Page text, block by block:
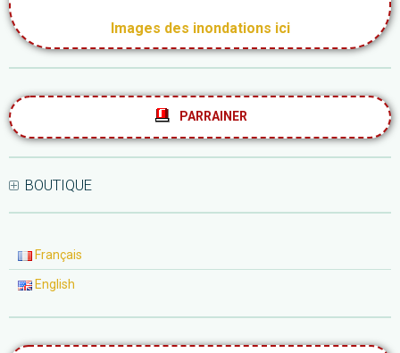
Images des inondations ici
PARRAINER
BOUTIQUE
Français
English